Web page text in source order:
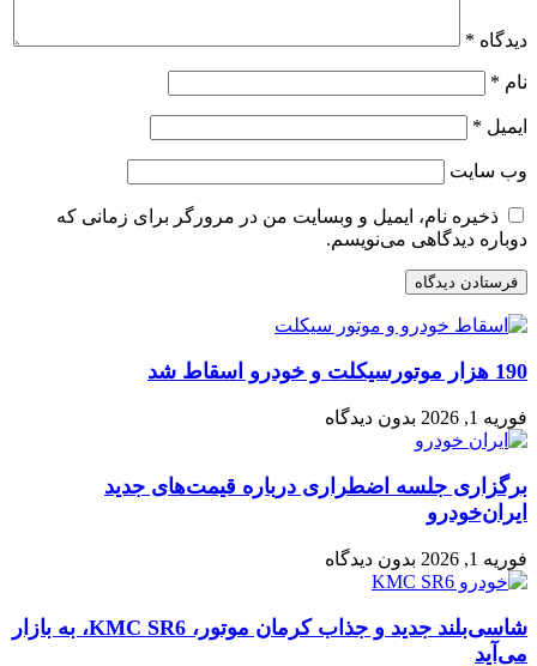
دیدگاه *
نام *
ایمیل *
وب‌ سایت
ذخیره نام، ایمیل و وبسایت من در مرورگر برای زمانی که
دوباره دیدگاهی می‌نویسم.
190 هزار موتورسیکلت و خودرو اسقاط شد
فوریه 1, 2026 بدون دیدگاه
برگزاری جلسه اضطراری درباره قیمت‌های جدید
ایران‌خودرو
فوریه 1, 2026 بدون دیدگاه
شاسی‌بلند جدید و جذاب کرمان موتور، KMC SR6، به بازار
می‌آید